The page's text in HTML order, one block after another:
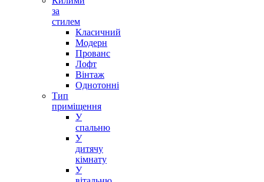
за
стилем
Класичний
Модерн
Прованс
Лофт
Вінтаж
Однотонні
Тип
приміщення
У
спальню
У
дитячу
кімнату
У